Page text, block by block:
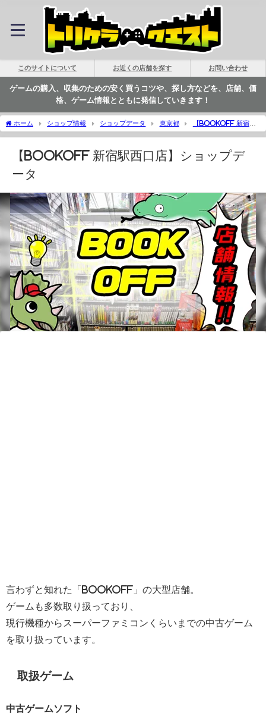
このサイトについて お近くの店舗を探す お問い合わせ
ゲームの購入、収集のための安く買うコツや、探し方などを、店舗、価
格、ゲーム情報とともに発信していきます！
ホーム ショップ情報 ショップデータ 東京都
【BOOKOFF 新宿駅
西口店】ショップデータ | トリケラクエスト
【BOOKOFF 新宿駅西口店】ショップデ
ータ
言わずと知れた「BOOKOFF」の大型店舗。
ゲームも多数取り扱っており、
現行機種からスーパーファミコンくらいまでの中古ゲーム
を取り扱っています。
取扱ゲーム
中古ゲームソフト